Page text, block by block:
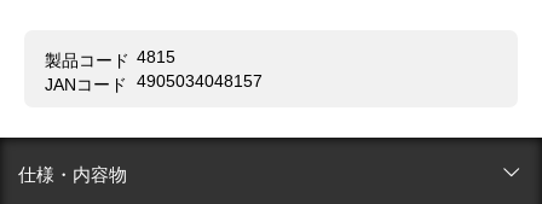
製品コード 4815
JANコード
4905034048157
仕様・内容物